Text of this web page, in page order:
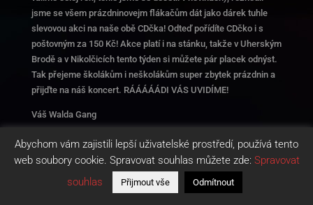
jsme se všem prázdninovejm flákačům dát jako dárek tuhle
slevovou akci na naše obě CDčka! Odteď pořídíte CDčko i s
poštovným za 150 Kč! Akce platí i na stánku, takže v Uherským
Brodě a v Nikolčicích tento týden si můžete pár placek odnýst.
Tak přejeme školákům i neškolákům super zbytek prázdnin a
přijďte na náš koncert. RÁÁÁÁÁDI VÁS UVIDÍME!
Váš Walda Gang
Abychom vám zajistili lepší uživatelské prostředí, používá tento
web soubory cookie. Spravovat souhlas můžete zde: Spravovat
souhlas
Přijmout vše Odmítnout